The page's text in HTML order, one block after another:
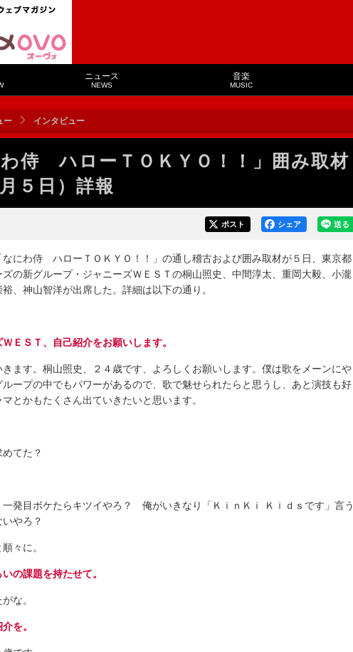
ニュース
NEWS
音楽
MUSIC
ー インタビュー
侍 ハローＴＯＫＹＯ！！」囲み取材
５日）詳報
送る
シェア
ポスト
にわ侍 ハローＴＯＫＹＯ！！」の通し稽古および囲み取材が５日、東京都
の新グループ・ジャニーズＷＥＳＴの桐山照史、中間淳太、重岡大毅、小瀧
、神山智洋が出席した。詳細は以下の通り。
ＥＳＴ、自己紹介をお願いします。
ます。桐山照史、２４歳です、よろしくお願いします。僕は歌をメーンにや
ープの中でもパワーがあるので、歌で魅せられたらと思うし、あと演技も好
とかもたくさん出ていきたいと思います。
てた？
発目ボケたらキツイやろ？ 俺がいきなり「ＫｉｎＫｉ Ｋｉｄｓです」言う
やろ？
々に。
の課題を持たせて。
な。
を。